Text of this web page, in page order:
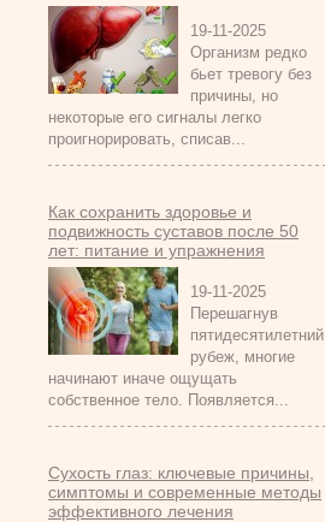
19-11-2025
Организм редко
бьет тревогу без
причины, но
некоторые его сигналы легко
проигнорировать, списав...
Как сохранить здоровье и
подвижность суставов после 50
лет: питание и упражнения
19-11-2025
Перешагнув
пятидесятилетний
рубеж, многие
начинают иначе ощущать
собственное тело. Появляется...
Сухость глаз: ключевые причины,
симптомы и современные методы
эффективного лечения